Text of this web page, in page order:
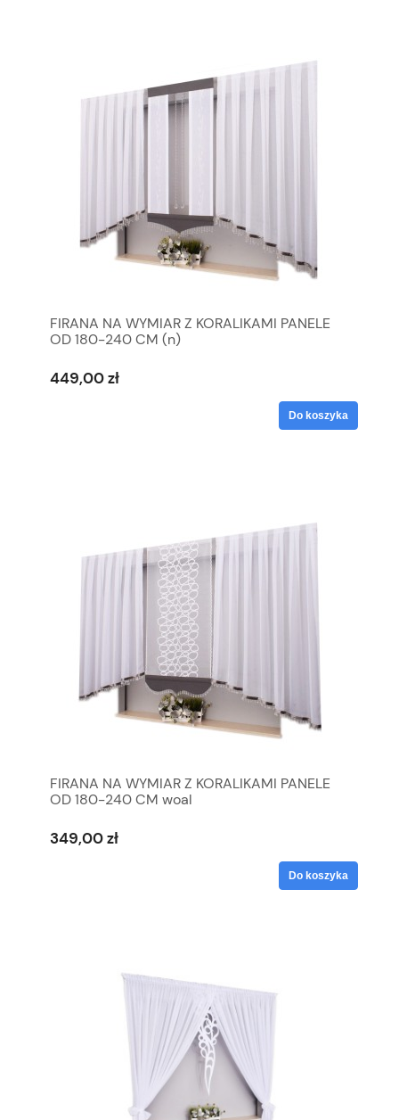
FIRANA NA WYMIAR Z KORALIKAMI PANELE
OD 180-240 CM (n)
449,00 zł
Do koszyka
FIRANA NA WYMIAR Z KORALIKAMI PANELE
OD 180-240 CM woal
349,00 zł
Do koszyka